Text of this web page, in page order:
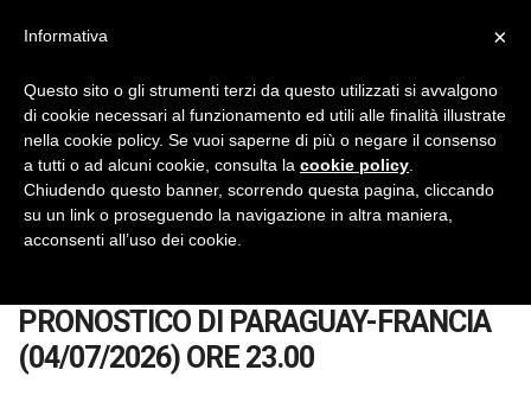
No Thanks INSTALL
PRONOSTICO DI PARAGUAY-FRANCIA
(04/07/2026) ORE 23.00
×
Informativa
Questo sito o gli strumenti terzi da questo utilizzati si avvalgono
di cookie necessari al funzionamento ed utili alle finalità illustrate
nella cookie policy. Se vuoi saperne di più o negare il consenso
a tutti o ad alcuni cookie, consulta la cookie policy
Chiudendo questo banner, scorrendo questa pagina, cliccando
su un link o proseguendo la navigazione in altra maniera,
acconsenti all’uso dei cookie.